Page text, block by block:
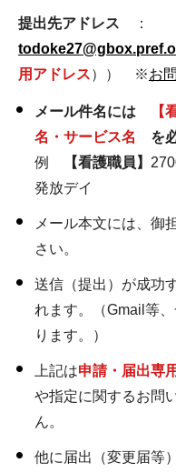
提出先アドレス ：
用アドレス）） ※お
メール件名には
【
名・サービス名
を必
例
【看護職員】
発放デイ
メール本文には、御
さい。
送信（提出）が成功
れます。（Gmail等
ります。）
上記は申請・届出専
や指定に関するお問
ん。
他に届出（変更届等